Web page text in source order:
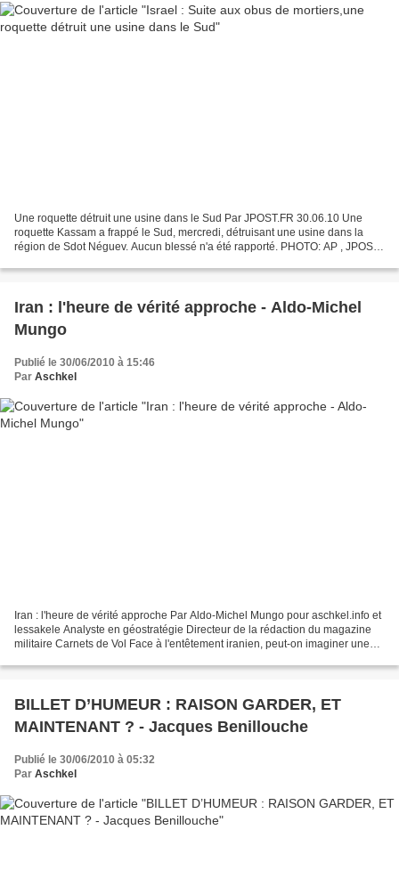
Une roquette détruit une usine dans le Sud Par JPOST.FR 30.06.10 Une
roquette Kassam a frappé le Sud, mercredi, détruisant une usine dans la
région de Sdot Néguev. Aucun blessé n'a été rapporté. PHOTO: AP , JPOST
Iran : l'heure de vérité approche - Aldo-Michel
Mungo
Publié le 30/06/2010 à 15:46
Par Aschkel
Iran : l'heure de vérité approche Par Aldo-Michel Mungo pour aschkel.info et
lessakele Analyste en géostratégie Directeur de la rédaction du magazine
militaire Carnets de Vol Face à l'entêtement iranien, peut-on imaginer une
BILLET D’HUMEUR : RAISON GARDER, ET
MAINTENANT ? - Jacques Benillouche
Publié le 30/06/2010 à 05:32
Par Aschkel